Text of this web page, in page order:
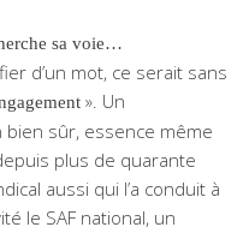
sa voie…
d’un mot, ce serait sans
». Un
bien sûr, essence même
plus de quarante
aussi qui l’a conduit à
le SAF national, un